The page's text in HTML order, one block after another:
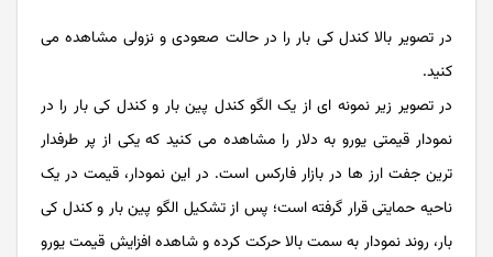
در تصویر بالا کندل کی بار را در حالت صعودی و نزولی مشاهده می
کنید.
در تصویر زیر نمونه ای از یک الگو کندل پین بار و کندل کی بار را در
نمودار قیمتی یورو به دلار را مشاهده می کنید که یکی از پر طرفدار
ترین جفت ارز ها در بازار فارکس است. در این نمودار، قیمت در یک
ناحیه حمایتی قرار گرفته است؛ پس از تشکیل الگو پین بار و کندل کی
بار، روند نمودار به سمت بالا حرکت کرده و شاهده افزایش قیمت یورو